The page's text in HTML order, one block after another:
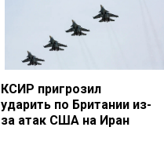
КСИР пригрозил
ударить по Британии из-
за атак США на Иран